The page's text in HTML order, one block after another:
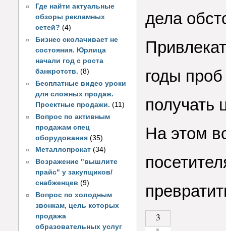
Где найти актуальные
обзоры рекламных
сетей? (4)
Бизнес сколачивает не
состояния. Юрлица
начали год с роста
банкротств. (8)
Бесплатные видео уроки
для сложных продаж.
Проектные продажи. (11)
Вопрос по активным
продажам спец
оборудования (35)
Металлопрокат (34)
Возражение "вышлите
прайс" у закупщиков/
снабженцев (9)
Вопрос по холодным
звонкам, цель которых
продажа
образовательных услуг
дела
годы
получать
На этом
3